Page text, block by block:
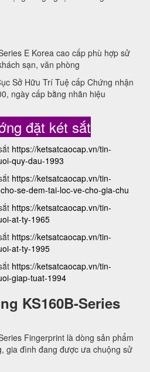
E Korea cao cấp phù hợp sử
sạn, văn phòng
Sở Hữu Trí Tuệ cấp Chứng nhận
ngày cấp bằng nhãn hiệu
đặt két sắt
https://ketsatcaocap.vn/tin-
quy-dau-1993
https://ketsatcaocap.vn/tin-
se-dem-tai-loc-ve-cho-gia-chu
https://ketsatcaocap.vn/tin-
at-ty-1965
https://ketsatcaocap.vn/tin-
at-ty-1995
https://ketsatcaocap.vn/tin-
giap-tuat-1994
KS160B-Series
Fingerprint là dòng sản phẩm
gia đình đang được ưa chuộng sử